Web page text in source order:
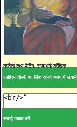
कविता तथा पेंटिंग: राजाभाई कौशिक
साहित्य शिल्पी का लिंक अपने ब्ळोग में लगायें
स्थाई पाठक बनें